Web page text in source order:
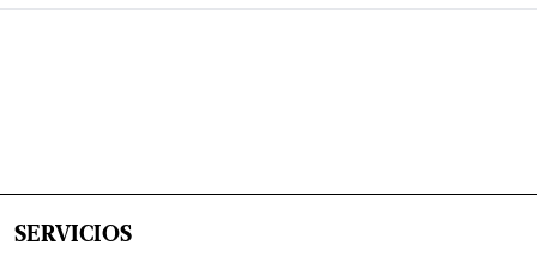
SERVICIOS